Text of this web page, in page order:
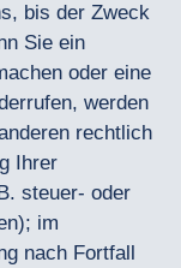
bis der Zweck
Sie ein
oder eine
werden
rechtlich
Ihrer
steuer- oder
im
nach Fortfall